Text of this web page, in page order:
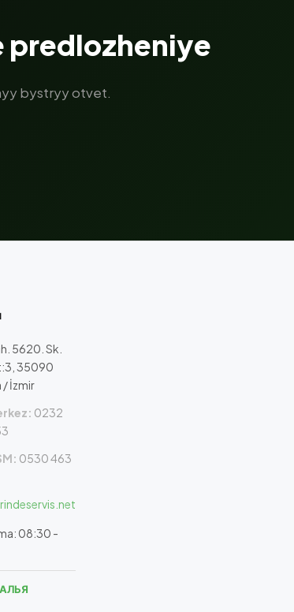
predlozheniye
bystryy otvet.
5620. Sk.
35090
/ İzmir
0232
0530 463
08:30 -